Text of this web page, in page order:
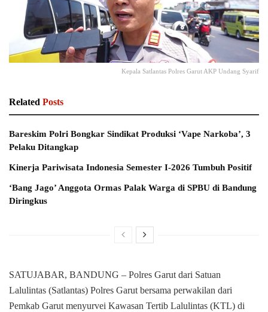
Kepala Satlantas Polres Garut AKP Undang Syarif
Related Posts
Bareskim Polri Bongkar Sindikat Produksi ‘Vape Narkoba’, 3
Pelaku Ditangkap
Kinerja Pariwisata Indonesia Semester I-2026 Tumbuh Positif
‘Bang Jago’ Anggota Ormas Palak Warga di SPBU di Bandung
Diringkus
SATUJABAR, BANDUNG – Polres Garut dari Satuan
Lalulintas (Satlantas) Polres Garut bersama perwakilan dari
Pemkab Garut menyurvei Kawasan Tertib Lalulintas (KTL) di